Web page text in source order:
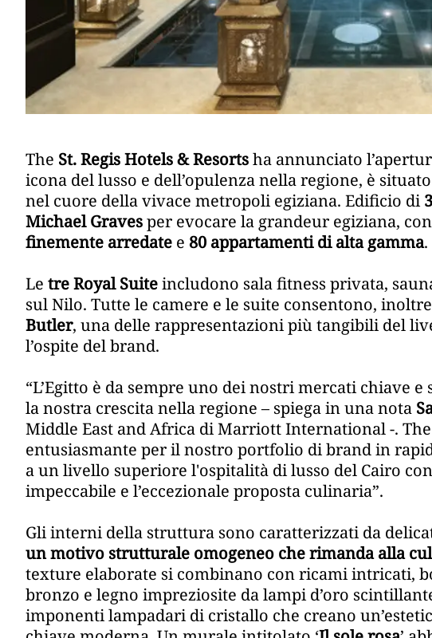
The St. Regis Hotels & Resortsha annunciato
icona del lusso e dell’opulenza nella regione, è
nel cuore della vivace metropoli egiziana. Edificio di
Michael Gravesper evocare la grandeur egiziana,
finemente arredate e 80 appartamenti di alta gamma.
Le tre Royal Suiteincludono sala fitness privata,
sul Nilo. Tutte le camere e le suite consentono,
Butler, una delle rappresentazioni più tangibili del
l’ospite del brand.
“L’Egitto è da sempre uno dei nostri mercati chiave
la nostra crescita nella regione – spiega in una nota
Middle East and Africa di Marriott International -.
entusiasmante per il nostro portfolio di brand in
a un livello superiore l'ospitalità di lusso del Cairo
impeccabile e l’eccezionale proposta culinaria”.
Gli interni della struttura sono caratterizzati da
un motivo strutturale omogeneo che rimanda alla
texture elaborate si combinano con ricami intricati,
bronzo e legno impreziosite da lampi d’oro
imponenti lampadari di cristallo che creano